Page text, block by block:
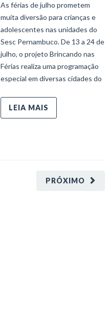
As férias de julho prometem
muita diversão para crianças e
adolescentes nas unidades do
Sesc Pernambuco. De 13 a 24 de
julho, o projeto Brincando nas
Férias realiza uma programação
especial em diversas cidades do
LEIA MAIS
PRÓXIMO